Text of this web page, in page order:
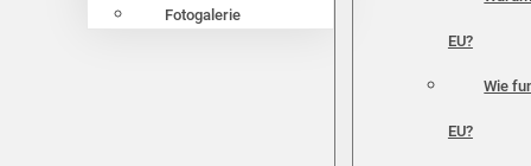
Fotogalerie
EU?
Wie
EU?